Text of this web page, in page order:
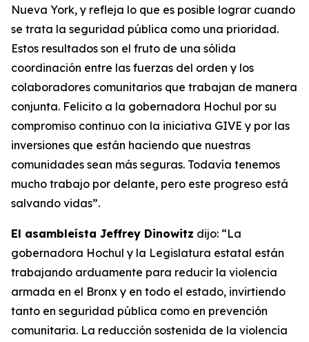
Nueva York, y refleja lo que es posible lograr cuando
se trata la seguridad pública como una prioridad.
Estos resultados son el fruto de una sólida
coordinación entre las fuerzas del orden y los
colaboradores comunitarios que trabajan de manera
conjunta. Felicito a la gobernadora Hochul por su
compromiso continuo con la iniciativa GIVE y por las
inversiones que están haciendo que nuestras
comunidades sean más seguras. Todavía tenemos
mucho trabajo por delante, pero este progreso está
salvando vidas”.
El asambleísta Jeffrey Dinowitz dijo: “La
gobernadora Hochul y la Legislatura estatal están
trabajando arduamente para reducir la violencia
armada en el Bronx y en todo el estado, invirtiendo
tanto en seguridad pública como en prevención
comunitaria. La reducción sostenida de la violencia